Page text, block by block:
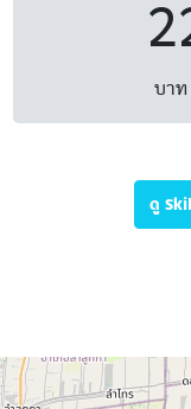
บาท
ดู